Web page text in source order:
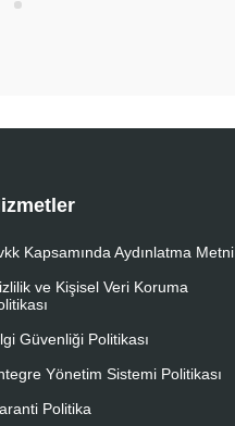
Kapsamında Aydınlatma Metni
ve Kişisel Veri Koruma
Güvenliği Politikası
Yönetim Sistemi Politikası
Politika